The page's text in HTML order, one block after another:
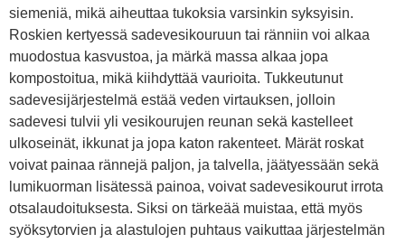
siemeniä, mikä aiheuttaa tukoksia varsinkin syksyisin.
Roskien kertyessä sadevesikouruun tai ränniin voi alkaa
muodostua kasvustoa, ja märkä massa alkaa jopa
kompostoitua, mikä kiihdyttää vaurioita. Tukkeutunut
sadevesijärjestelmä estää veden virtauksen, jolloin
sadevesi tulvii yli vesikourujen reunan sekä kastelleet
ulkoseinät, ikkunat ja jopa katon rakenteet. Märät roskat
voivat painaa rännejä paljon, ja talvella, jäätyessään sekä
lumikuorman lisätessä painoa, voivat sadevesikourut irrota
otsalaudoituksesta. Siksi on tärkeää muistaa, että myös
syöksytorvien ja alastulojen puhtaus vaikuttaa järjestelmän